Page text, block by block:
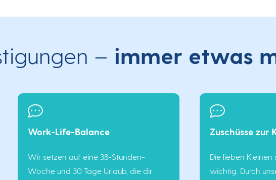
Auszubildende (m/w/d) als
Auszubildende (m/w/d) als
– immer etwas
Work-Life-Balance
Wir setzen auf eine 38-Stunden-
Woche und 30 Tage Urlaub, die dir
Zuschüsse zur
Die lieben
wichtig. Durch